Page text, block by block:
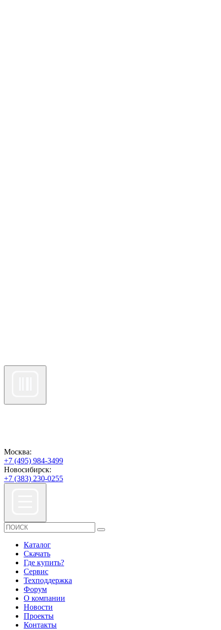
Москва:
+7 (495) 984-3499
Новосибирск:
+7 (383) 230-0255
Каталог
Скачать
Где купить?
Сервис
Техподдержка
Форум
О компании
Новости
Проекты
Контакты